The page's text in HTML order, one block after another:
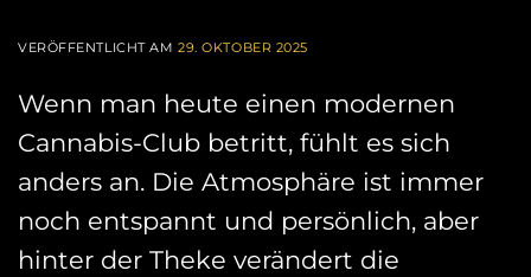
VERÖFFENTLICHT AM29. OKTOBER 2025
Wenn man heute einen modernen
Cannabis-Club betritt, fühlt es sich
anders an. Die Atmosphäre ist immer
noch entspannt und persönlich, aber
hinter der Theke verändert die